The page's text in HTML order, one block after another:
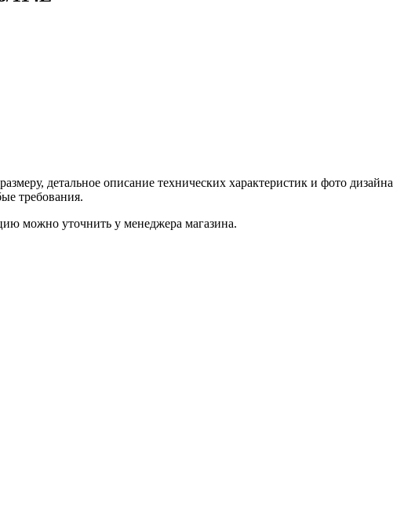
детальное описание технических характеристик и фото дизайна
требования.
можно уточнить у менеджера магазина.